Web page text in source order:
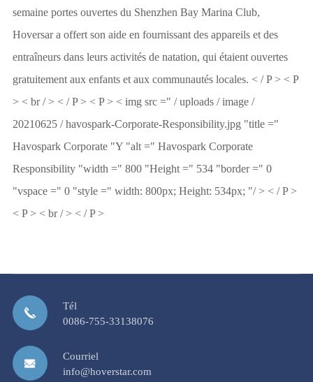
semaine portes ouvertes du Shenzhen Bay Marina Club,
Hoversar a offert son aide en fournissant des appareils et des
entraîneurs dans leurs activités de natation, qui étaient ouvertes
gratuitement aux enfants et aux communautés locales. < / P > < P
> < br / > < / P > < P > < img src =" / uploads / image /
20210625 / havospark-Corporate-Responsibility.jpg "title ="
Havospark Corporate "Y "alt =" Havospark Corporate
Responsibility "width =" 800 "Height =" 534 "border =" 0
"vspace =" 0 "style =" width: 800px; Height: 534px; "/ > < / P >
< P > < br / > < / P >
Tél
0086-755-33138076
Courriel
info@hoverstar.com